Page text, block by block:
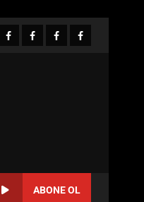
facebook-Facebook-
Facebook-Facebook-
ABONE OL